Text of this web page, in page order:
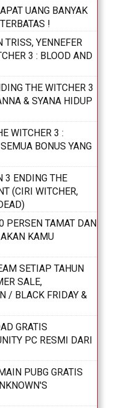
UANG BANYAK
!
TRISS, YENNEFER
3 : BLOOD AND
THE WITCHER 3
& SYANA HIDUP
WITCHER 3 :
BONUS YANG
3 ENDING THE
(CIRI WITCHER,
PERSEN TAMAT DAN
KAMU
SETIAP TAHUN
SALE,
/ BLACK FRIDAY &
GRATIS
PC RESMI DARI
PUBG GRATIS